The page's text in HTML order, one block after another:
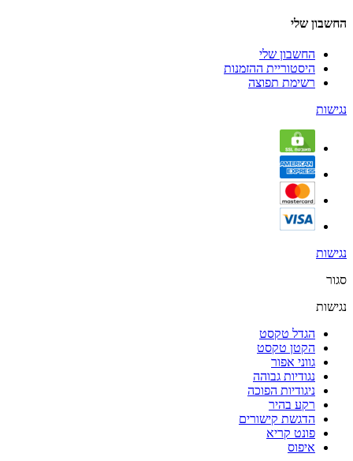
החשבון שלי
החשבון שלי
היסטוריית ההזמנות
רשימת תפוצה
נגישות
נגישות
סגור
נגישות
הגדל טקסט
הקטן טקסט
גווני אפור
נגודיות גבוהה
ניגודיות הפוכה
רקע בהיר
הדגשת קישורים
פונט קריא
איפוס